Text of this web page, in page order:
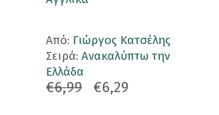
Aπό: Γιώργος Κατσέλης
Σειρά: Ανακαλύπτω την
Ελλάδα
€6,99 €6,29